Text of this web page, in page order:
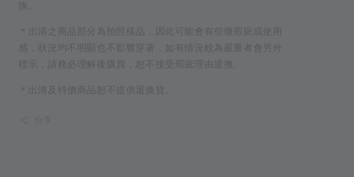
換。
＊出清之商品部分為拍照樣品，因此可能會有些微瑕疵或使用
感，狀況均不明顯也不影響穿著，如有情況較為嚴重者會另外
標示，請務必理解後購買，恕不接受瑕疵理由退換。
＊出清及特價商品恕不提供退換貨。